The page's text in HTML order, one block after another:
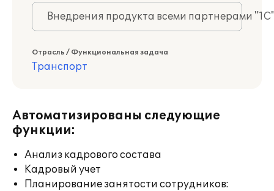
Внедрения продукта всеми партнерами
Отрасль / Функциональная задача
Транспорт
Автоматизированы следующие
функции:
Анализ кадрового состава
Кадровый учет
Планирование занятости сотрудников: